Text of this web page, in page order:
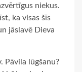
niekus.
ka visas šīs
jāslavē Dieva
Pāvila lūgšanu?